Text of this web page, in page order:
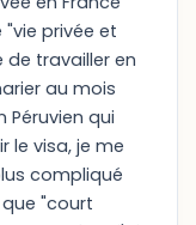
privée et
travailler en
au mois
qui
le visa, je me
compliqué
"court